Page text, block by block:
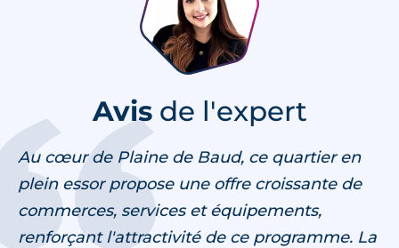
Avisde l'expert
Au cœur de Plaine de Baud, ce quartier en
plein essor propose une offre croissante de
commerces, services et équipements,
renforçant l'attractivité de ce programme. La